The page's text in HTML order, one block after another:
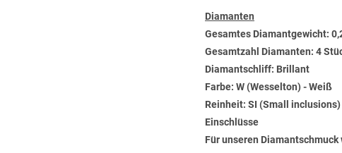
Diamanten
Gesamtes Diamantgewicht:
Gesamtzahl Diamanten: 4
Diamantschliff: Brillant
Farbe: W (Wesselton) - Weiß
Reinheit: SI (Small
Einschlüsse
Für unseren